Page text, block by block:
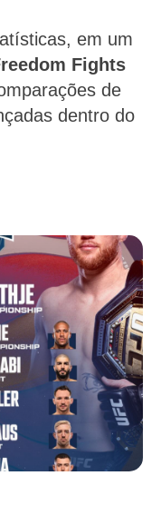
em um
Fights
de
dentro do